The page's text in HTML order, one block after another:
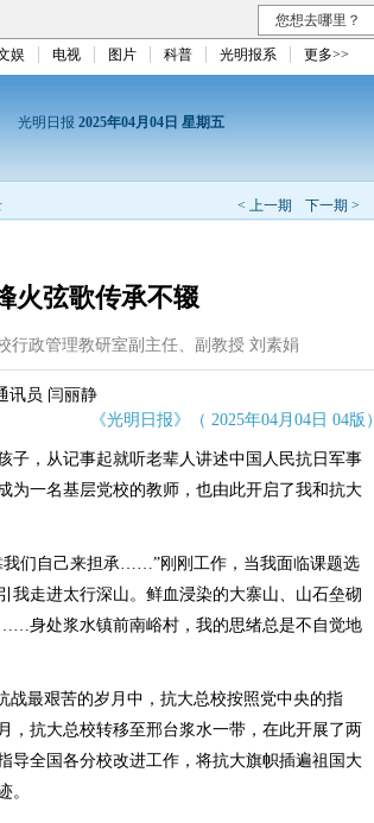
您想去哪里？
娱 电视 图片 科普 光明报系 更多>>
光明日报 2025年04月04日 星期五
< 上一期 下一期 >
火弦歌传承不辍
行政管理教研室副主任、副教授 刘素娟
讯员 闫丽静
《光明日报》（ 2025年04月04日 04版）
，从记事起就听老辈人讲述中国人民抗日军事
为一名基层党校的教师，也由此开启了我和抗大
们自己来担承……”刚刚工作，当我面临课题选
我走进太行深山。鲜血浸染的大寨山、山石垒砌
身处浆水镇前南峪村，我的思绪总是不自觉地
最艰苦的岁月中，抗大总校按照党中央的指
，抗大总校转移至邢台浆水一带，在此开展了两
导全国各分校改进工作，将抗大旗帜插遍祖国大
。